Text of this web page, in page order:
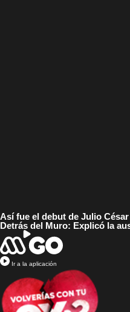
Así fue el debut de Julio
Detrás del Muro: Explicó la
Ir a la aplicación